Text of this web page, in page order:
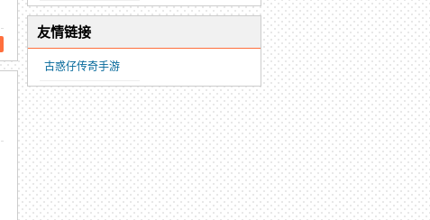
友情链接
古惑仔传奇手游